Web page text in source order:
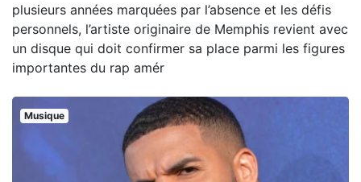
plusieurs années marquées par l’absence et les défis
personnels, l’artiste originaire de Memphis revient avec
un disque qui doit confirmer sa place parmi les figures
importantes du rap amér
Musique